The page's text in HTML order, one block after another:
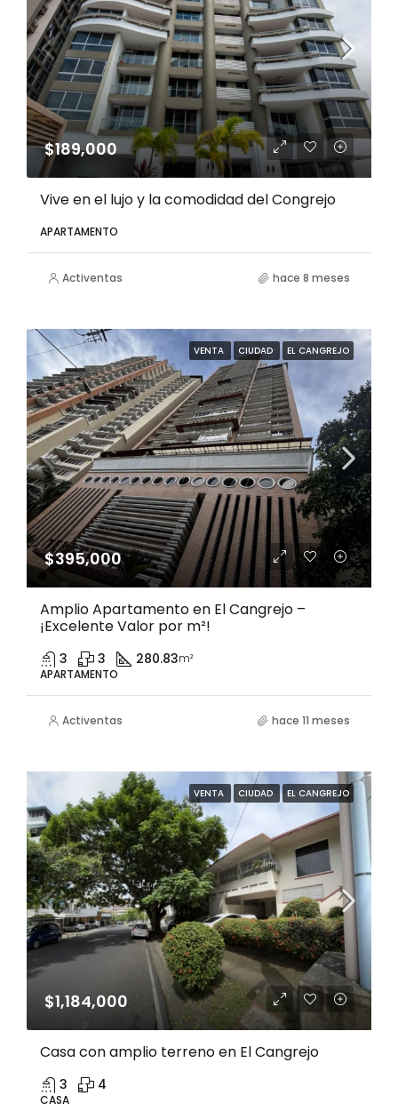
$189,000
Vive en el lujo y la comodidad del Congrejo
APARTAMENTO
Activentas hace 8 meses
VENTA CIUDAD EL CANGREJO
$395,000
Amplio Apartamento en El Cangrejo –
¡Excelente Valor por m²!
3 3 280.83m²
APARTAMENTO
Activentas hace 11 meses
VENTA CIUDAD EL CANGREJO
$1,184,000
Casa con amplio terreno en El Cangrejo
3 4
CASA